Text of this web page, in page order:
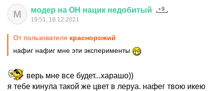
М модер на ОН нацик недобитый
19:51, 18.12.2021
От пользователя краснорожий
нафиг нафиг мне эти эксперименты
верь мне все будет...харашо))
я тебе кинула такой же цвет в леруа. нафег твою икею